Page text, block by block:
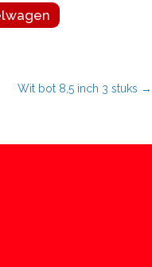
Wit bot 8,5 inch 3 stuks →